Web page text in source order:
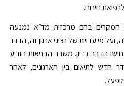
חירום.
המקרים בהם מרכזית מד״א נמנעה
פי עדויות של נציגי ארגון זה, הדבר
הדבר בדיון. משרד הבריאות הודיע
חדש לתיאום בין הארגונים, לאחר